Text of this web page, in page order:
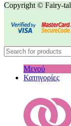
Copyright © Fairy-
Μενού
Κατηγορίες